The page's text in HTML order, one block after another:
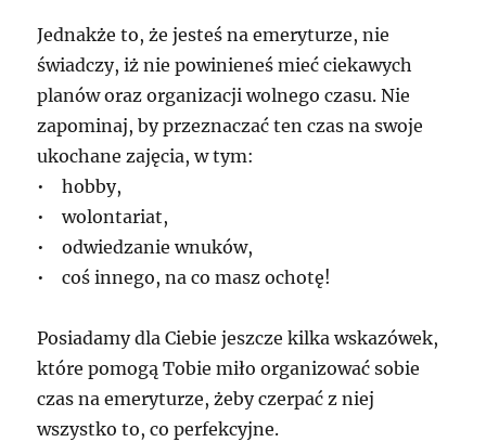
Jednakże to, że jesteś na emeryturze, nie
świadczy, iż nie powinieneś mieć ciekawych
planów oraz organizacji wolnego czasu. Nie
zapominaj, by przeznaczać ten czas na swoje
ukochane zajęcia, w tym:
• hobby,
• wolontariat,
• odwiedzanie wnuków,
• coś innego, na co masz ochotę!
Posiadamy dla Ciebie jeszcze kilka wskazówek,
które pomogą Tobie miło organizować sobie
czas na emeryturze, żeby czerpać z niej
wszystko to, co perfekcyjne.